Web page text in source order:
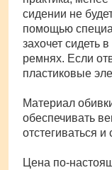
сидении не
помощью
захочет сидеть
ремнях. Если
пластиковые
Материал
обеспечивать
отстегиваться и
Цена по-